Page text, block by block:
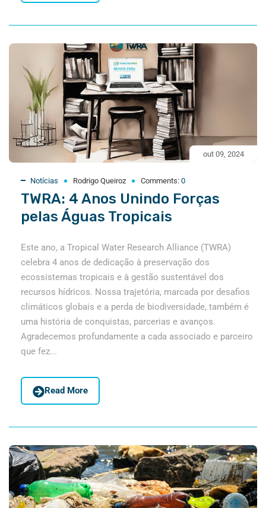
out 09, 2024
Notícias Rodrigo Queiroz Comments: 0
TWRA: 4 Anos Unindo Forças
pelas Águas Tropicais
Este ano, a Tropical Water Research Alliance (TWRA)
celebra 4 anos de dedicação à preservação dos
ecossistemas tropicais e à gestão sustentável dos
recursos hídricos. Nossa trajetória, marcada por desafios
climáticos globais e a perda de biodiversidade, também é
uma história de conquistas, parcerias e avanços.
Agradecemos profundamente a cada associado e parceiro
que fez...
Read More